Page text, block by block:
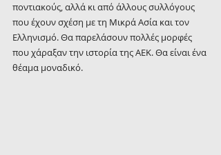
ποντιακούς, αλλά κι από άλλους συλλόγους
που έχουν σχέση με τη Μικρά Ασία και τον
Ελληνισμό. Θα παρελάσουν πολλές μορφές
που χάραξαν την ιστορία της ΑΕΚ. Θα είναι ένα
θέαμα μοναδικό.